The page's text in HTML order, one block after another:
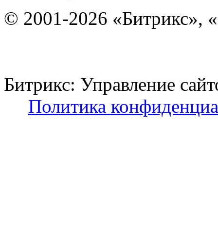
© 2001-2026 «Битрикс»,
Битрикс: Управление
Политика